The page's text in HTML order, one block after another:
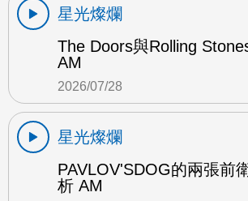
星光燦爛
The Doors與Rolling
AM
2026/07/28
星光燦爛
PAVLOV'SDOG的兩張前
析 AM